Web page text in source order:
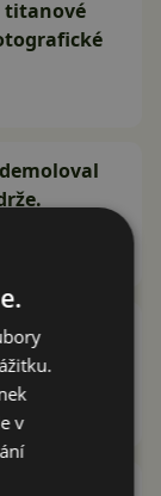
titanové
právě
17, známe
ceny!
v